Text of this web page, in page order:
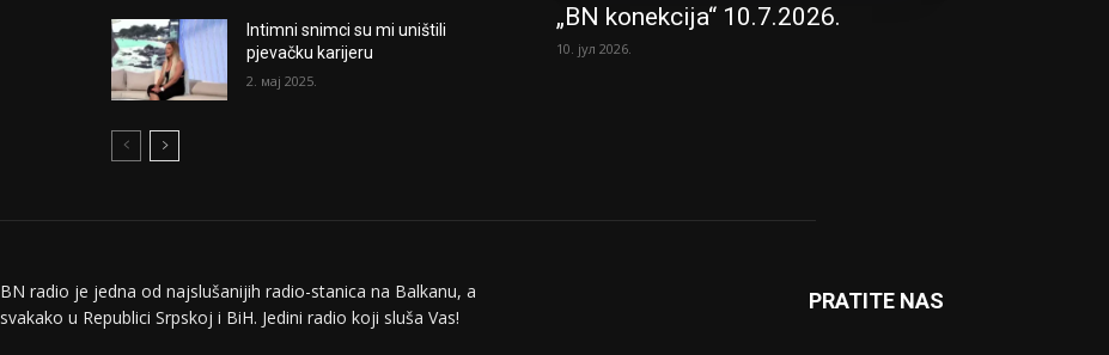
Intimni snimci su mi uništili
pjevačku karijeru
2. мај 2025.
„BN konekcija“ 10.7.2026.
10. јул 2026.
BN radio je jedna od najslušanijih radio-stanica na Balkanu, a
svakako u Republici Srpskoj i BiH. Jedini radio koji sluša Vas!
PRATITE NAS